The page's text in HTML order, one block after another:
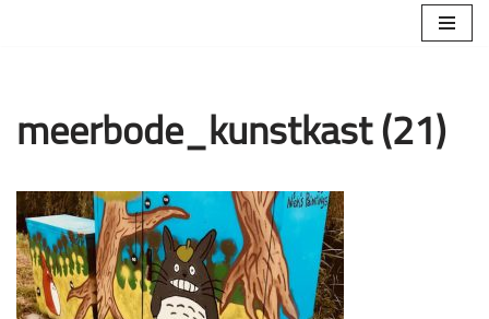
inhoud
meerbode_kunstkast (21)